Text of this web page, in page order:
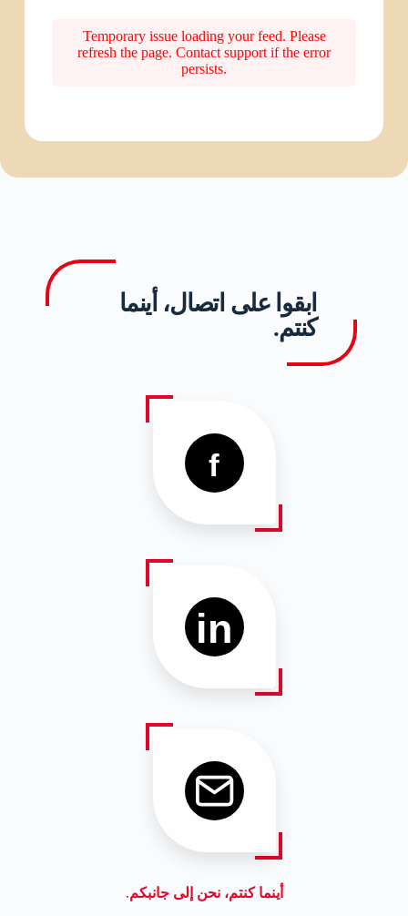
Temporary issue loading your feed. Please
refresh the page. Contact support if the error
persists.
ابقوا على اتصال، أينما
كنتم.
f
in
أينما كنتم، نحن إلى جانبكم.